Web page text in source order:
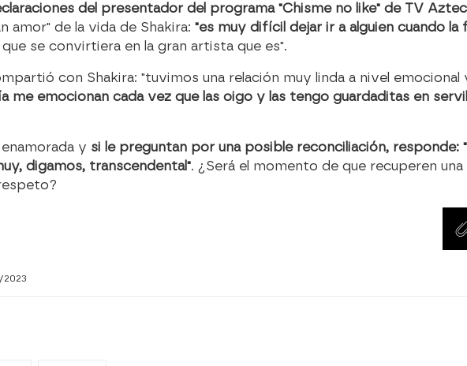
del presentador del programa "Chisme no like" de TV
amor" de la vida de Shakira: "es muy difícil dejar ir a alguien cuando la
se convirtiera en la gran artista que es".
con Shakira: "tuvimos una relación muy linda a nivel emocional
me emocionan cada vez que las oigo y las tengo guardaditas en
y si le preguntan por una posible reconciliación, responde:
digamos, transcendental". ¿Será el momento de que recuperen